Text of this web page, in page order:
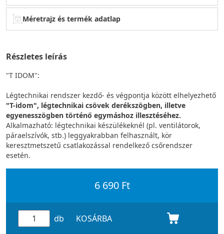
Méretrajz és termék adatlap
Részletes leírás
"T IDOM":
Légtechnikai rendszer kezdő- és végpontja között elhelyezhető
"T-idom", légtechnikai csövek derékszögben, illetve
egyenesszögben történő egymáshoz illesztéséhez.
Alkalmazható: légtechnikai készülékeknél (pl. ventilátorok,
páraelszívók, stb.) leggyakrabban felhasznált, kör
keresztmetszetű csatlakozással rendelkező csőrendszer
esetén.
6 690 Ft
db KOSÁRBA